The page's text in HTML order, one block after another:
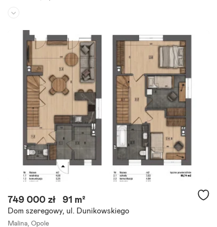
Liczba pokoi:4
Powierzchnia działki:863 m²
Przestronny, odnowiony dom w sercu dzielnicy Grotowice idealny
dla rodziny Zapraszamy do zapoznania się z wyjątkową ofertą dom
u po generalnym remoncie, położonego w spokojnej.
Szczegóły ogłoszenia
Dom szeregowy, ul. Dunikowskiego
Malina, Opole
749 000 zł 91 m²